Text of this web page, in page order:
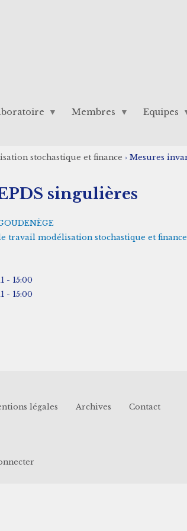
Membres Equipes
stochastique et finance › Mesures
singulières
travail modélisation stochastique et finance
- 15:00
- 15:00
légales Archives Contact